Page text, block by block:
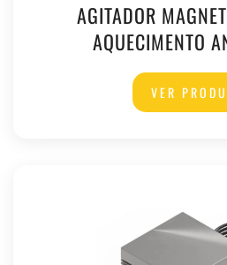
AGITADOR
AQUECIMENTO
VER